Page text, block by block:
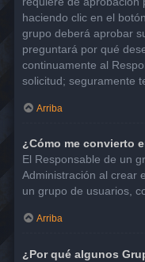
haciendo clic en el
grupo deberá aprobar
preguntará por qué
continuamente al
solicitud; seguramente
Arriba
¿Cómo me convierto
El Responsable de un
Administración al crear
un grupo de usuarios,
Arriba
¿Por qué algunos